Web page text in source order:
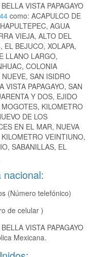
VISTA PAPAGAYO
como: ACAPULCO DE
AGUA
VIEJA, ALTO DEL
EL BEJUCO, XOLAPA,
LLANO LARGO,
COLONIA
SAN ISIDRO
VISTA PAPAGAYO, SAN
Y DOS, EJIDO
KILOMETRO
DE LOS
EN EL MAR, NUEVA
VEINTIUNO,
SABANILLAS, EL
(Número telefónico)
de celular )
VISTA PAPAGAYO
Mexicana.